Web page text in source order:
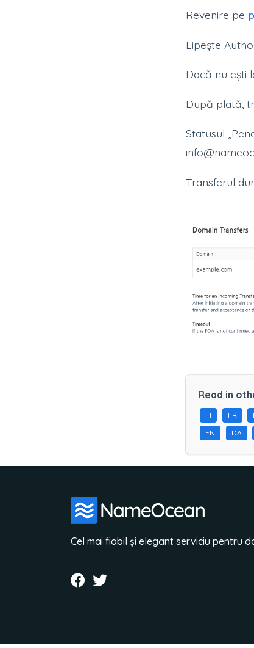
Revenire pe
Lipește
Dacă nu ești
După plată,
Statusul
Transferul
Read in
FI FR
EN
DA
Cel mai fiabil și elegant serviciu pentru